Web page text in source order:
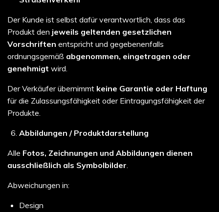
Der Kunde ist selbst dafür verantwortlich, dass das
Produkt den jeweils geltenden gesetzlichen
Vorschriften entspricht und gegebenenfalls
ordnungsgemäß abgenommen, eingetragen oder
genehmigt wird.
Der Verkäufer übernimmt keine Garantie oder Haftung
für die Zulassungsfähigkeit oder Eintragungsfähigkeit der
Produkte.
Abbildungen / Produktdarstellung
Alle Fotos, Zeichnungen und Abbildungen dienen
ausschließlich als Symbolbilder.
Abweichungen in:
Design